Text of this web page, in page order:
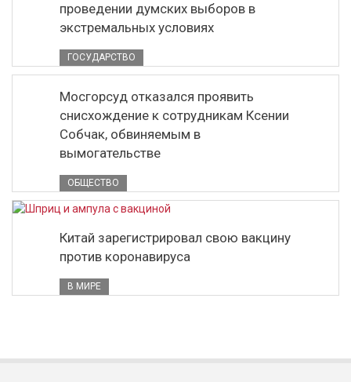
проведении думских выборов в
экстремальных условиях
ГОСУДАРСТВО
Мосгорсуд отказался проявить
снисхождение к сотрудникам Ксении
Собчак, обвиняемым в
вымогательстве
ОБЩЕСТВО
Китай зарегистрировал свою вакцину
против коронавируса
В МИРЕ